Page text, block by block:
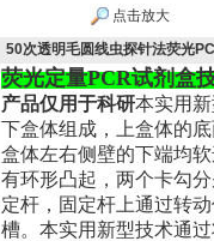
点击放大
50次透明毛圆线虫探针法荧光
荧光定量PCR试剂盒
产品仅用于科研本实用
下盒体组成，上盒体的
盒体左右侧壁的下端均
有环形凸起，两个卡勾
定杆，固定杆上通过转
槽。本实用新型技术通